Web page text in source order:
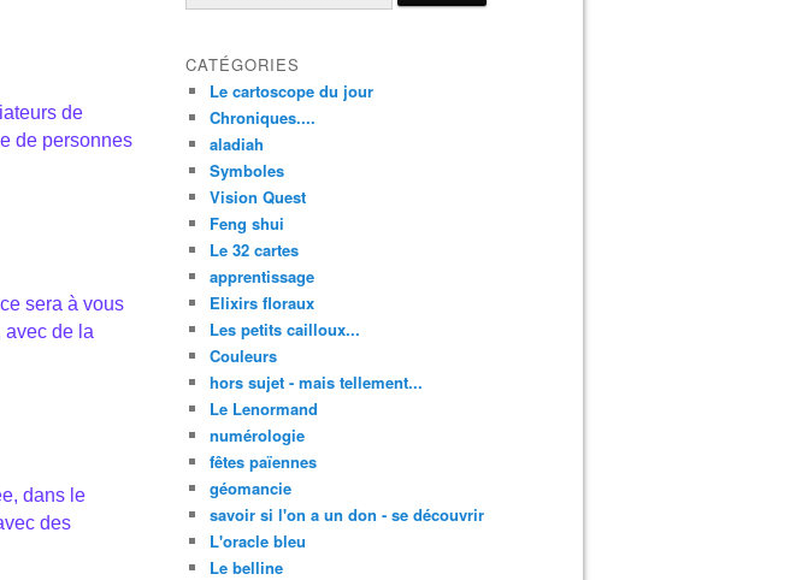
de
de personnes
sera à vous
avec de la
dans le
des
CATÉGORIES
Le cartoscope du jour
Chroniques....
aladiah
Symboles
Vision Quest
Feng shui
Le 32 cartes
apprentissage
Elixirs floraux
Les petits cailloux...
Couleurs
hors sujet - mais tellement...
Le Lenormand
numérologie
fêtes païennes
géomancie
savoir si l'on a un don - se découvrir
L'oracle bleu
Le belline